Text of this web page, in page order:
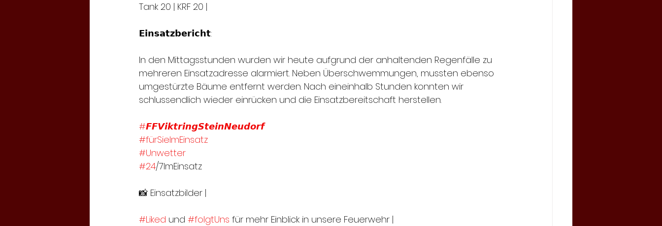
Tank 20 | KRF 20 |
𝗘𝗶𝗻𝘀𝗮𝘁𝘇𝗯𝗲𝗿𝗶𝗰𝗵𝘁:
In den Mittagsstunden wurden wir heute aufgrund der anhaltenden Regenfälle zu
mehreren Einsatzadresse alarmiert. Neben Überschwemmungen, mussten ebenso
umgestürzte Bäume entfernt werden. Nach eineinhalb Stunden konnten wir
schlussendlich wieder einrücken und die Einsatzbereitschaft herstellen.
#𝙁𝙁𝙑𝙞𝙠𝙩𝙧𝙞𝙣𝙜𝙎𝙩𝙚𝙞𝙣𝙉𝙚𝙪𝙙𝙤𝙧𝙛
#fürSieImEinsatz
#Unwetter
#24/7ImEinsatz
📸 Einsatzbilder |
#Liked und #folgtUns für mehr Einblick in unsere Feuerwehr |